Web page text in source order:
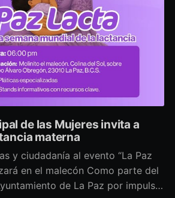
de las Mujeres invita a
materna
y ciudadanía al evento “La Paz
malecón Como parte del
de La Paz por impulsar